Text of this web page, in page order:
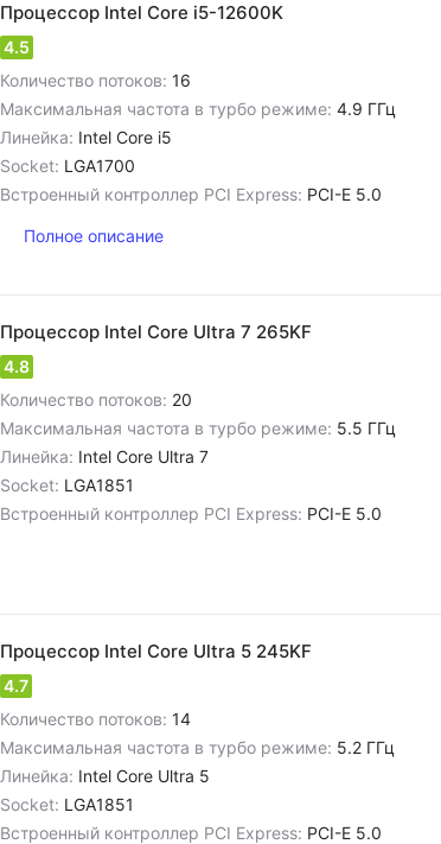
Процессор Intel Core i5-12600K
4.5
Количество потоков: 16
Максимальная частота в турбо режиме: 4.9 ГГц
Линейка: Intel Core i5
Socket: LGA1700
Встроенный контроллер PCI Express: PCI-E 5.0
Полное описание
Процессор Intel Core Ultra 7 265KF
4.8
Количество потоков: 20
Максимальная частота в турбо режиме: 5.5 ГГц
Линейка: Intel Core Ultra 7
Socket: LGA1851
Встроенный контроллер PCI Express: PCI-E 5.0
Процессор Intel Core Ultra 5 245KF
4.7
Количество потоков: 14
Максимальная частота в турбо режиме: 5.2 ГГц
Линейка: Intel Core Ultra 5
Socket: LGA1851
Встроенный контроллер PCI Express: PCI-E 5.0